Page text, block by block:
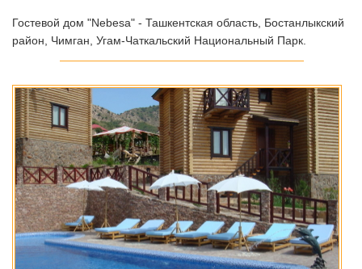
Гостевой дом "Nebesa" - Ташкентская область, Бостанлыкский
район, Чимган, Угам-Чаткальский Национальный Парк.